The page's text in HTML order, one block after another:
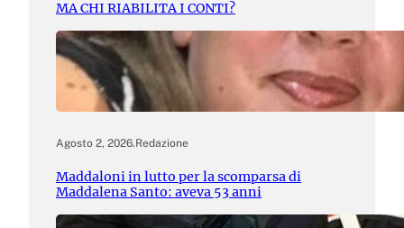
MA CHI RIABILITA I CONTI?
Agosto 2, 2026.Redazione
Maddaloni in lutto per la scomparsa di
Maddalena Santo: aveva 53 anni